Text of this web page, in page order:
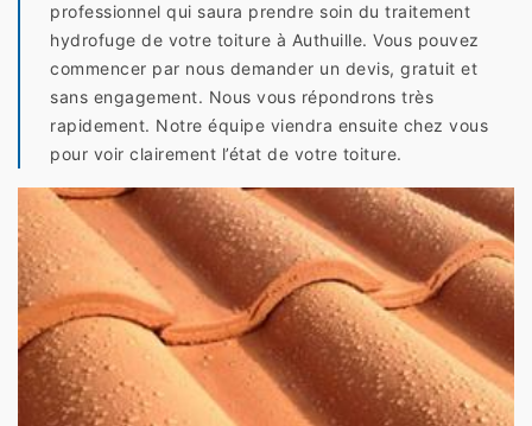
professionnel qui saura prendre soin du traitement
hydrofuge de votre toiture à Authuille. Vous pouvez
commencer par nous demander un devis, gratuit et
sans engagement. Nous vous répondrons très
rapidement. Notre équipe viendra ensuite chez vous
pour voir clairement l’état de votre toiture.